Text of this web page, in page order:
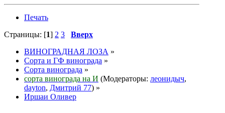
Печать
Страницы: [1] 2 3
Вверх
ВИНОГРАДНАЯ ЛОЗА »
Сорта и ГФ винограда »
Сорта винограда »
сорта винограда на И (Модераторы: леонидыч,
dayton, Дмитрий 77) »
Иршаи Оливер